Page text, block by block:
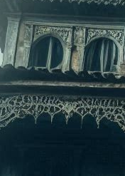
Deutsch von Claudia
und Emil Borgeest
Schlink
Defekt – Talk-Format